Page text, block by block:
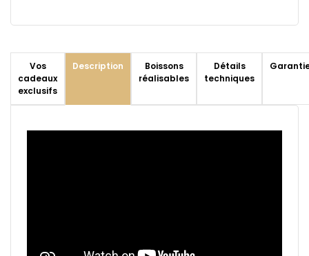
Vos
cadeaux
exclusifs
Description
Boissons
réalisables
Détails
techniques